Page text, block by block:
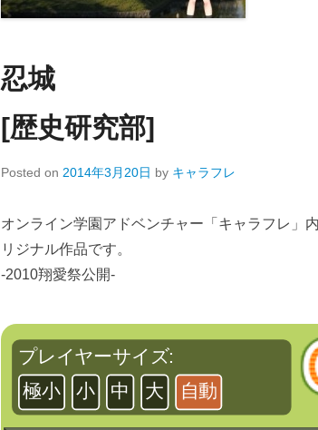
忍城
[歴史研究部]
Posted on 2014年3月20日 by キャラフレ
オンライン学園アドベンチャー「キャラフレ」
リジナル作品です。
-2010翔愛祭公開-